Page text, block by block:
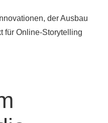
der Ausbau
für Online-Storytelling